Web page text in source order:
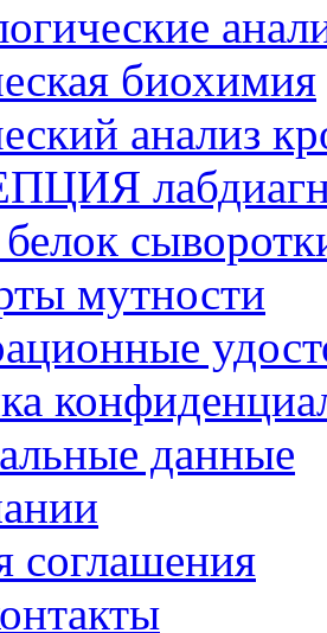
биохимия
анализ
мутности
данные
соглашения